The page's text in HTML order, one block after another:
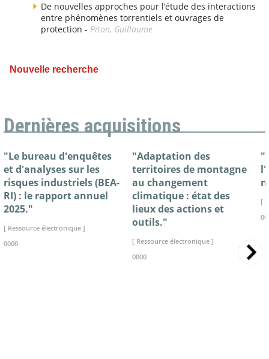
De nouvelles approches pour l’étude des interactions
entre phénomènes torrentiels et ouvrages de
protection - Piton, Guillaume
Nouvelle recherche
Dernières acquisitions
"Le bureau d'enquêtes
et d'analyses sur les
risques industriels (BEA-
RI) : le rapport annuel
2025."
[ Ressource électronique ]
0000
"Adaptation des
territoires de montagne
au changement
climatique : état des
lieux des actions et
outils."
[ Ressource électronique ]
0000
[